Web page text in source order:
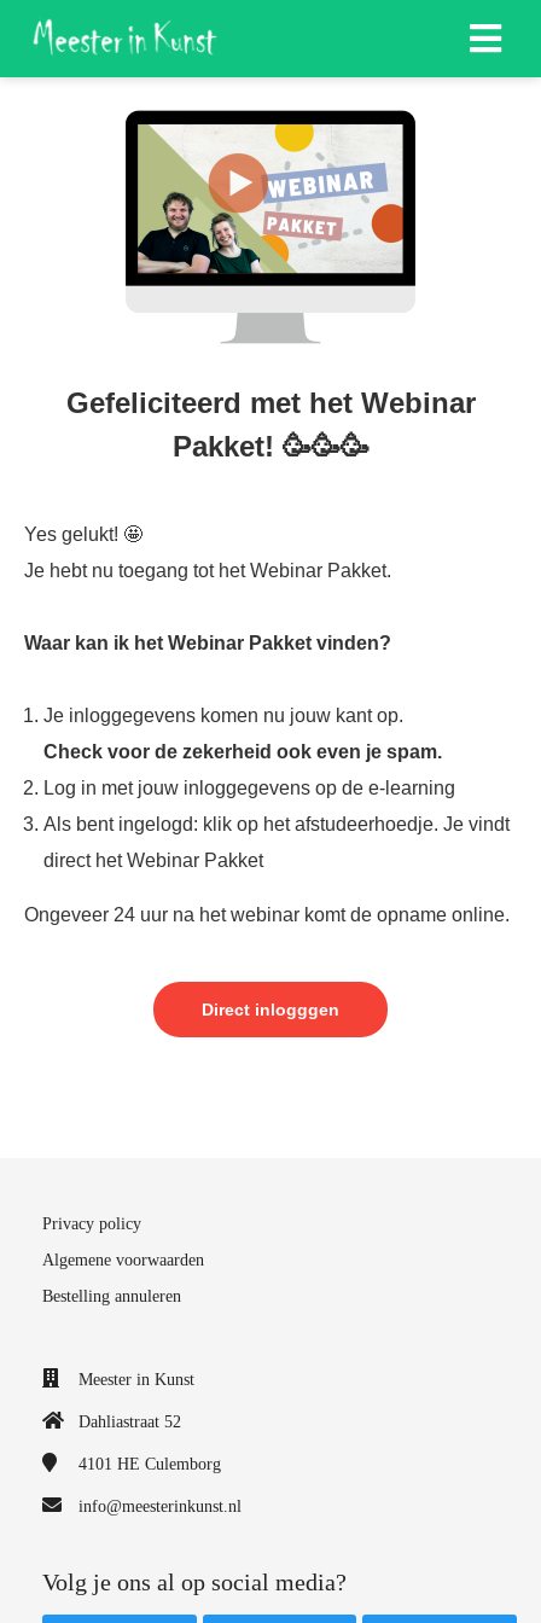
Gefeliciteerd met het Webinar
Pakket! 🥳🥳🥳
Yes gelukt! 🤩
Je hebt nu toegang tot het Webinar Pakket.
Waar kan ik het Webinar Pakket vinden?
Je inloggegevens komen nu jouw kant op.
Check voor de zekerheid ook even je spam.
Log in met jouw inloggegevens op de e-learning
Als bent ingelogd: klik op het afstudeerhoedje. Je vindt
direct het Webinar Pakket
Ongeveer 24 uur na het webinar komt de opname online.
Direct inlogggen
Privacy policy
Algemene voorwaarden
Bestelling annuleren
Meester in Kunst
Dahliastraat 52
4101 HE Culemborg
info@meesterinkunst.nl
Volg je ons al op social media?